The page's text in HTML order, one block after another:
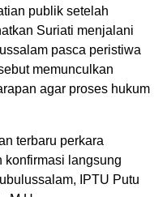
publik setelah
Suriati menjalani
pasca peristiwa
memunculkan
agar proses hukum
terbaru perkara
konfirmasi langsung
IPTU Putu